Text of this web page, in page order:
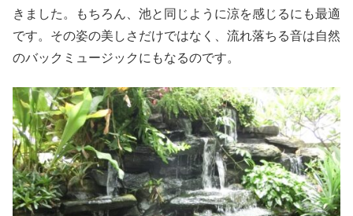
きました。もちろん、池と同じように涼を感じるにも最適
です。その姿の美しさだけではなく、流れ落ちる音は自然
のバックミュージックにもなるのです。